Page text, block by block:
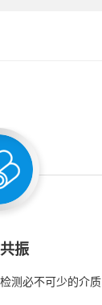
振
测必不可少的介质